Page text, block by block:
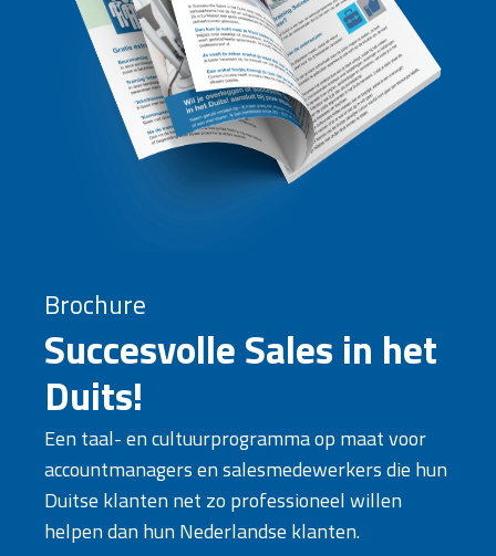
Brochure
Succesvolle Sales in het
Duits!
Een taal- en cultuurprogramma op maat voor
accountmanagers en salesmedewerkers die hun
Duitse klanten net zo professioneel willen
helpen dan hun Nederlandse klanten.